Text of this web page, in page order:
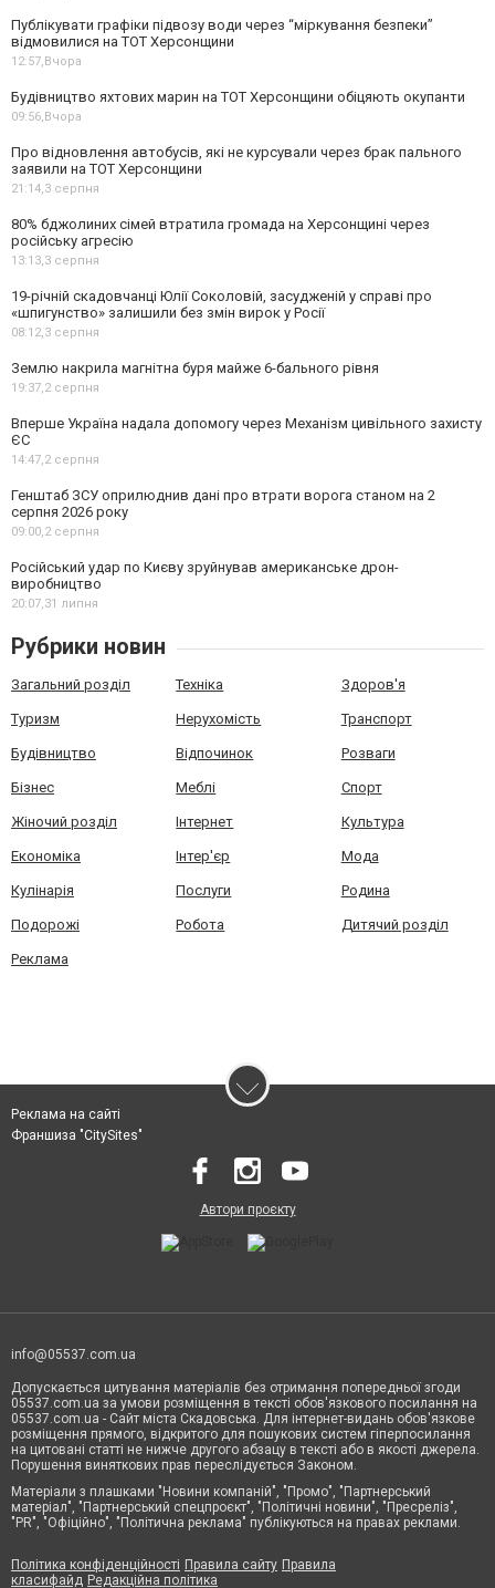
Публікувати графіки підвозу води через “міркування безпеки”
відмовилися на ТОТ Херсонщини
12:57, Вчора
Будівництво яхтових марин на ТОТ Херсонщини обіцяють окупанти
09:56, Вчора
Про відновлення автобусів, які не курсували через брак пального
заявили на ТОТ Херсонщини
21:14,3 серпня
80% бджолиних сімей втратила громада на Херсонщині через
російську агресію
13:13,3 серпня
19-річній скадовчанці Юлії Соколовій, засудженій у справі про
«шпигунство» залишили без змін вирок у Росії
08:12,3 серпня
Землю накрила магнітна буря майже 6-бального рівня
19:37,2 серпня
Вперше Україна надала допомогу через Механізм цивільного захисту
ЄС
14:47,2 серпня
Генштаб ЗСУ оприлюднив дані про втрати ворога станом на 2
серпня 2026 року
09:00,2 серпня
Російський удар по Києву зруйнував американське дрон-
виробництво
20:07,31 липня
Рубрики новин
Загальний розділ Техніка Здоров'я
Туризм Нерухомість Транспорт
Будівництво Відпочинок Розваги
Бізнес Меблі Спорт
Жіночий розділ Інтернет Культура
Економіка Інтер'єр Мода
Кулінарія Послуги Родина
Подорожі Робота Дитячий розділ
Реклама
Реклама на сайті
Франшиза "CitySites"
Автори проєкту
info@05537.com.ua
Допускається цитування матеріалів без отримання попередньої згоди
05537.com.ua за умови розміщення в тексті обов'язкового посилання на
05537.com.ua - Сайт міста Скадовська. Для інтернет-видань обов'язкове
розміщення прямого, відкритого для пошукових систем гіперпосилання
на цитовані статті не нижче другого абзацу в тексті або в якості джерела.
Порушення виняткових прав переслідується Законом.
Матеріали з плашками "Новини компаній", "Промо", "Партнерський
матеріал", "Партнерський спецпроєкт", "Політичні новини", "Пресреліз",
"PR", "Офіційно", "Політична реклама" публікуються на правах реклами.
Політика конфіденційності Правила сайту Правила
класифайд Редакційна політика